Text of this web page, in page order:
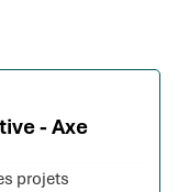
- Axe
projets